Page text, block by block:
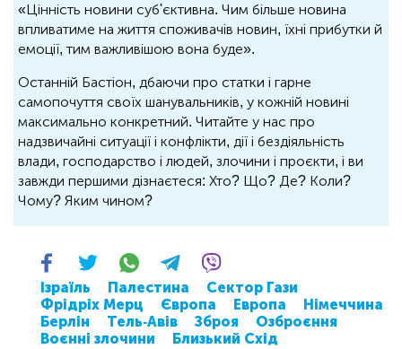
«Цінність новини суб'єктивна. Чим більше новина
впливатиме на життя споживачів новин, їхні прибутки й
емоції, тим важливішою вона буде».
Останній Бастіон, дбаючи про статки і гарне
самопочуття своїх шанувальників, у кожній новині
максимально конкретний. Читайте у нас про
надзвичайні ситуації і конфлікти, дії і бездіяльність
влади, господарство і людей, злочини і проєкти, і ви
завжди першими дізнаєтеся: Хто? Що? Де? Коли?
Чому? Яким чином?
Ізраїль Палестина
Сектор Гази
Фрідріх Мерц
Європа Европа
Німеччина
Берлін
Тель-Авів Зброя
Озброєння
Воєнні злочини
Близький Схід